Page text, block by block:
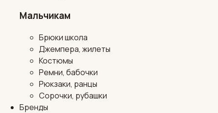
Мальчикам
Брюки школа
Джемпера, жилеты
Костюмы
Ремни, бабочки
Рюкзаки, ранцы
Сорочки, рубашки
Бренды